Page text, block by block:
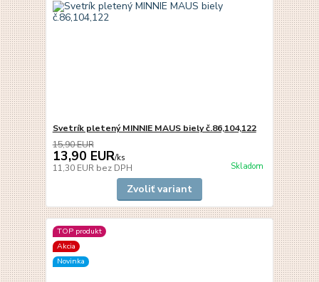
Svetrík pletený MINNIE MAUS biely č.86,104,122
15,90 EUR
13,90 EUR/ks
11,30 EUR bez DPH Skladom
Zvoliť variant
TOP produkt
Akcia
Novinka